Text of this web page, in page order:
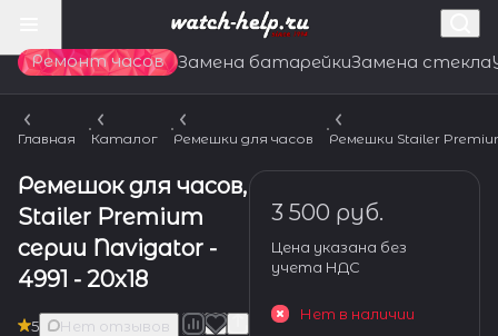
Ремонт часов Замена батарейкиЗамена стекла
Главная Каталог Ремешки для часов Ремешки Stailer
Ремешок для часов,
Stailer Premium
серии Navigator -
4991 - 20x18
5
Нет отзывов
3 500 руб.
Цена указана без
учета НДС
Нет в наличии